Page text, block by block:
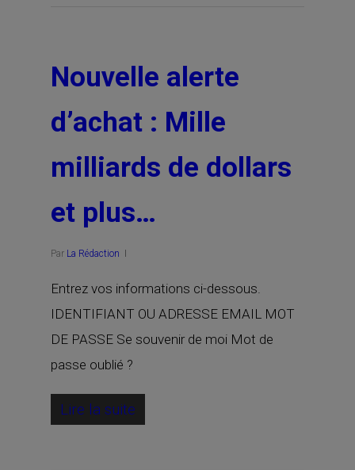
Nouvelle alerte
d’achat : Mille
milliards de dollars
et plus…
Par La Rédaction
Entrez vos informations ci-dessous.
IDENTIFIANT OU ADRESSE EMAIL MOT
DE PASSE Se souvenir de moi Mot de
passe oublié ?
Lire la suite